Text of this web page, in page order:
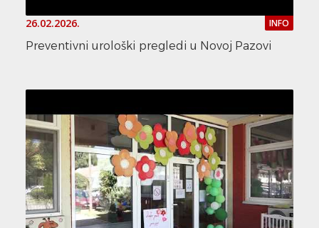
26.02.2026. INFO
Preventivni urološki pregledi u Novoj Pazovi